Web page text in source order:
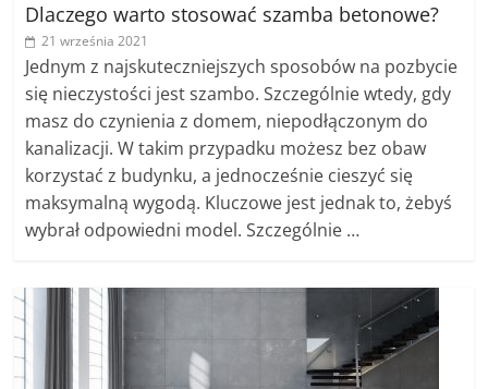
Dlaczego warto stosować szamba betonowe?
21 września 2021
Jednym z najskuteczniejszych sposobów na pozbycie
się nieczystości jest szambo. Szczególnie wtedy, gdy
masz do czynienia z domem, niepodłączonym do
kanalizacji. W takim przypadku możesz bez obaw
korzystać z budynku, a jednocześnie cieszyć się
maksymalną wygodą. Kluczowe jest jednak to, żebyś
wybrał odpowiedni model. Szczególnie …